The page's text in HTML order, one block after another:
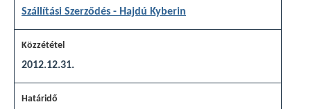
Szállítási Szerződés - Hajdú Kyberin
2012.12.31.